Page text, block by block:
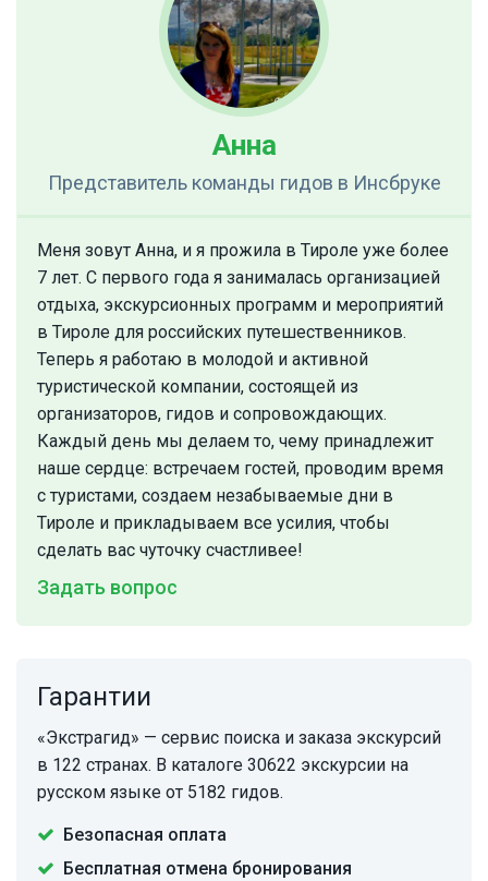
Анна
Представитель команды гидов в Инсбруке
Меня зовут Анна, и я прожила в Тироле уже более
7 лет. С первого года я занималась организацией
отдыха, экскурсионных программ и мероприятий
в Тироле для российских путешественников.
Теперь я работаю в молодой и активной
туристической компании, состоящей из
организаторов, гидов и сопровождающих.
Каждый день мы делаем то, чему принадлежит
наше сердце: встречаем гостей, проводим время
с туристами, создаем незабываемые дни в
Тироле и прикладываем все усилия, чтобы
сделать вас чуточку счастливее!
Задать вопрос
Гарантии
«Экстрагид» — сервис поиска и заказа экскурсий
в 122 странах. В каталоге 30622 экскурсии на
русском языке от 5182 гидов.
Безопасная оплата
Бесплатная отмена бронирования